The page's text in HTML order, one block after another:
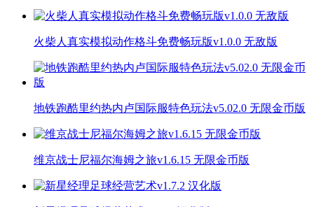
火柴人真实模拟动作格斗免费畅玩版v1.0.0 无敌版
地铁跑酷里约热内卢国际服特色玩法v5.02.0 无限金币版
维京战士尼福尔海姆之旅v1.6.15 无限金币版